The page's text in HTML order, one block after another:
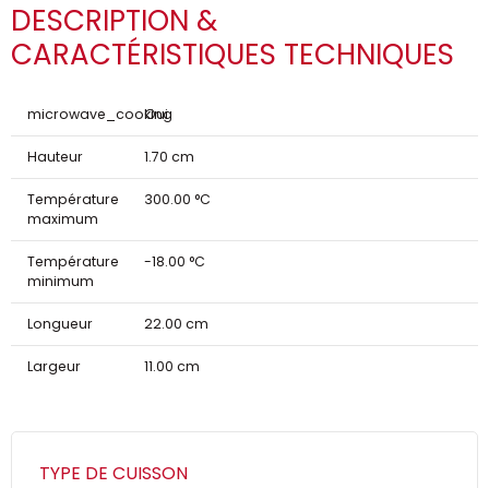
DESCRIPTION &
CARACTÉRISTIQUES TECHNIQUES
microwave_cooking
Oui
Hauteur 1.70 cm
Température
maximum
300.00 °C
Température
minimum
-18.00 °C
Longueur 22.00 cm
Largeur 11.00 cm
TYPE DE CUISSON